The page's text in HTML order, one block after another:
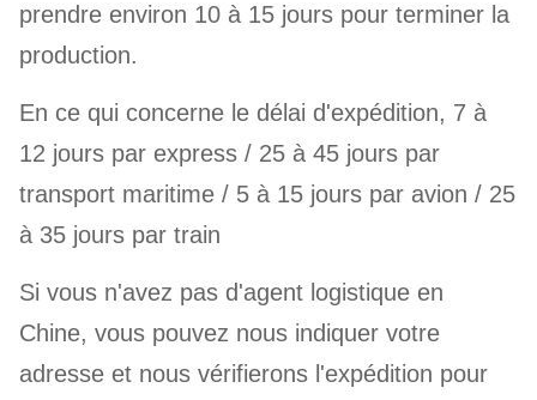
prendre environ 10 à 15 jours pour terminer la
production.
En ce qui concerne le délai d'expédition, 7 à
12 jours par express / 25 à 45 jours par
transport maritime / 5 à 15 jours par avion / 25
à 35 jours par train
Si vous n'avez pas d'agent logistique en
Chine, vous pouvez nous indiquer votre
adresse et nous vérifierons l'expédition pour